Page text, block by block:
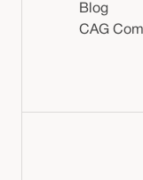
Blog
CAG